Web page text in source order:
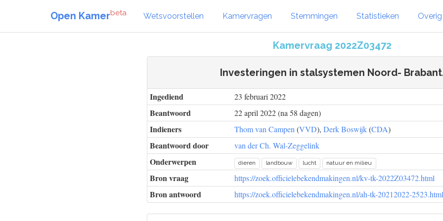
Open Kamerbeta Wetsvoorstellen Kamervragen Stemmingen Statistieken Overig
Kamervraag 2022Z03472
Investeringen in stalsystemen Noord-
Ingediend 23 februari 2022
Beantwoord 22 april 2022 (na 58 dagen)
Indieners Thom van Campen (VVD), Derk Boswijk(CDA)
Beantwoord door van der Ch. Wal-Zeggelink
Onderwerpen dieren landbouw lucht natuur en milieu
Bron vraag https://zoek.officielebekendmakingen.nl/kv-tk-2022Z03472.html
Bron antwoord https://zoek.officielebekendmakingen.nl/ah-tk-20212022-2523.html